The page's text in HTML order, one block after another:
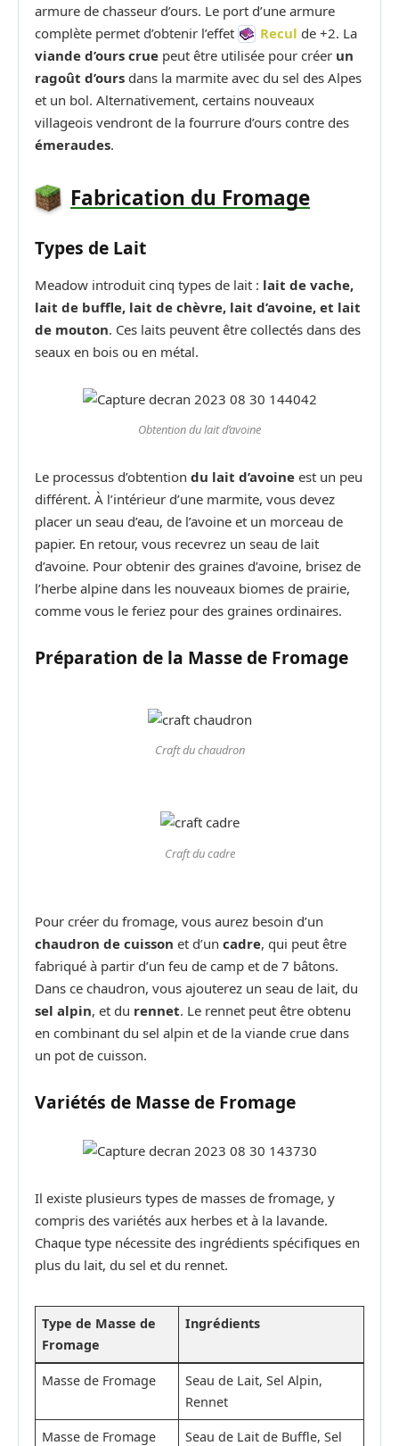
armure de chasseur d’ours. Le port d’une armure
complète permet d’obtenir l’effet
Recul de +2. La
viande d’ours crue peut être utilisée pour créer un
ragoût d’ours dans la marmite avec du sel des Alpes
et un bol. Alternativement, certains nouveaux
villageois vendront de la fourrure d’ours contre des
émeraudes.
Fabrication du Fromage
Types de Lait
Meadow introduit cinq types de lait : lait de vache,
lait de buffle, lait de chèvre, lait d’avoine, et lait
de mouton. Ces laits peuvent être collectés dans des
seaux en bois ou en métal.
Obtention du lait d’avoine
Le processus d’obtention du lait d’avoine est un peu
différent. À l’intérieur d’une marmite, vous devez
placer un seau d’eau, de l’avoine et un morceau de
papier. En retour, vous recevrez un seau de lait
d’avoine. Pour obtenir des graines d’avoine, brisez de
l’herbe alpine dans les nouveaux biomes de prairie,
comme vous le feriez pour des graines ordinaires.
Préparation de la Masse de Fromage
Craft du chaudron
Craft du cadre
Pour créer du fromage, vous aurez besoin d’un
chaudron de cuisson et d’un cadre, qui peut être
fabriqué à partir d’un feu de camp et de 7 bâtons.
Dans ce chaudron, vous ajouterez un seau de lait, du
sel alpin, et du rennet. Le rennet peut être obtenu
en combinant du sel alpin et de la viande crue dans
un pot de cuisson.
Variétés de Masse de Fromage
Il existe plusieurs types de masses de fromage, y
compris des variétés aux herbes et à la lavande.
Chaque type nécessite des ingrédients spécifiques en
plus du lait, du sel et du rennet.
Type de Masse de
Fromage
Ingrédients
Masse de Fromage
Seau de Lait, Sel Alpin,
Rennet
Masse de Fromage Seau de Lait de Buffle, Sel